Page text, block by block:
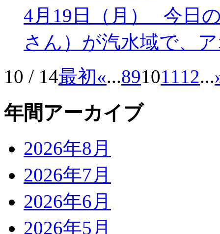
4月19日（月） 今日
さん）が汽水域で、
10 / 14最初«...89101112...
年間アーカイブ
2026年8月
2026年7月
2026年6月
2026年5月